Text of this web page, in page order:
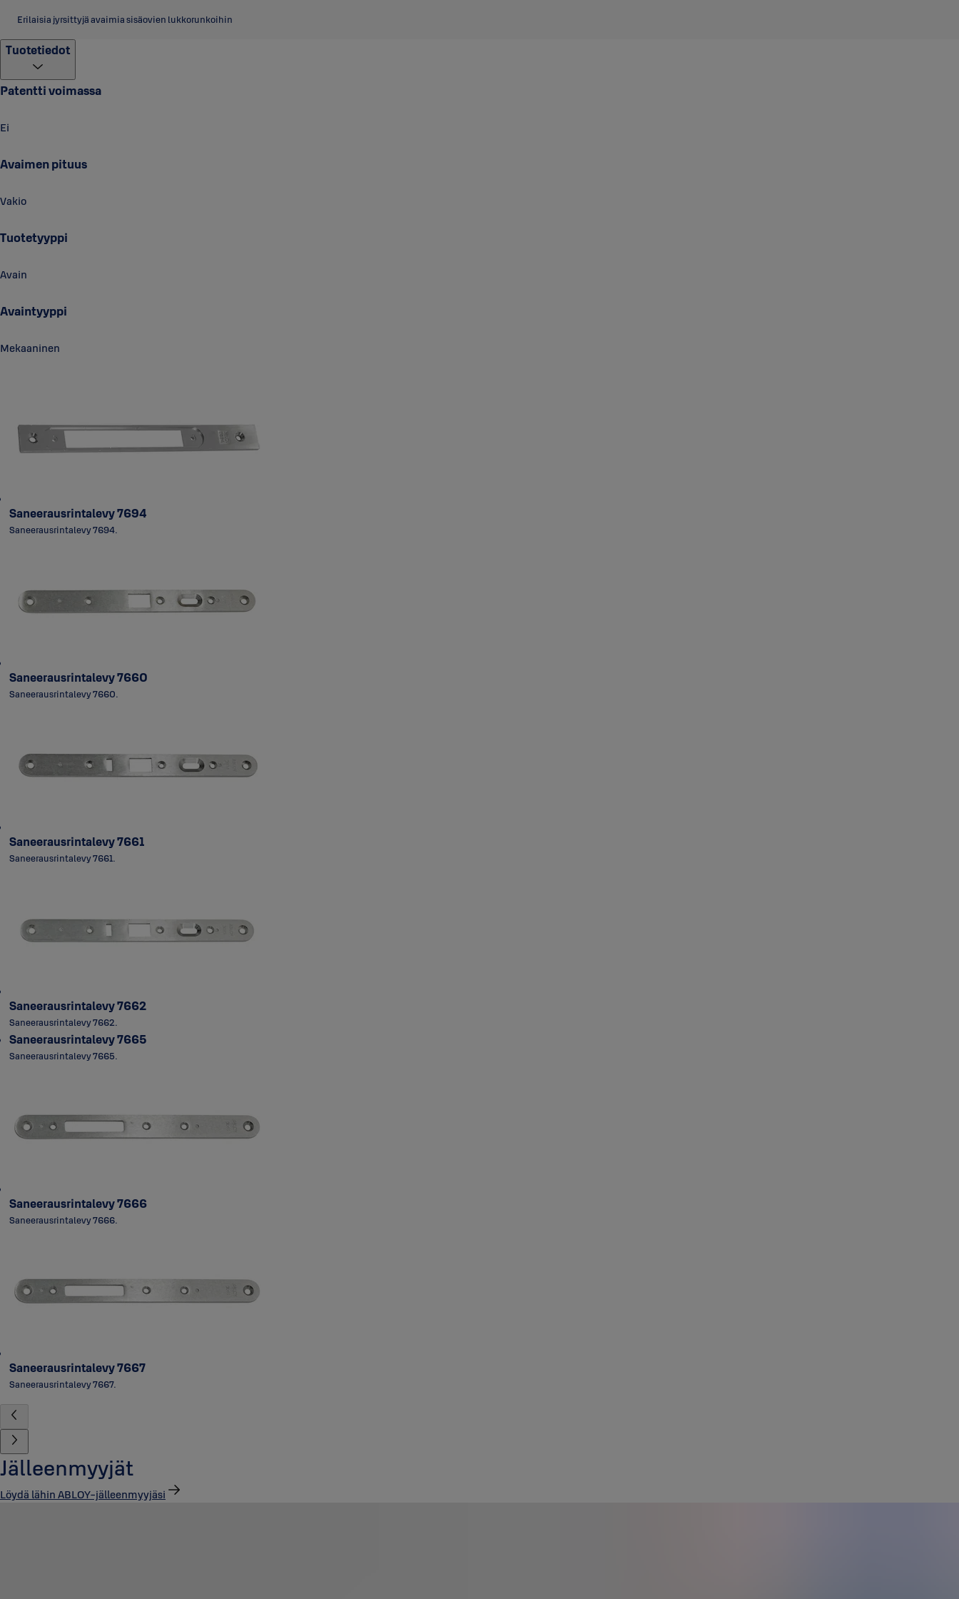
Erilaisia jyrsittyjä avaimia sisäovien lukkorunkoihin
Tuotetiedot
Patentti voimassa
Ei
Avaimen pituus
Vakio
Tuotetyyppi
Avain
Avaintyyppi
Mekaaninen
Saneerausrintalevy 7694
Saneerausrintalevy 7694.
Saneerausrintalevy 7660
Saneerausrintalevy 7660.
Saneerausrintalevy 7661
Saneerausrintalevy 7661.
Saneerausrintalevy 7662
Saneerausrintalevy 7662.
Saneerausrintalevy 7665
Saneerausrintalevy 7665.
Saneerausrintalevy 7666
Saneerausrintalevy 7666.
Saneerausrintalevy 7667
Saneerausrintalevy 7667.
Jälleenmyyjät
Löydä lähin ABLOY-jälleenmyyjäsi